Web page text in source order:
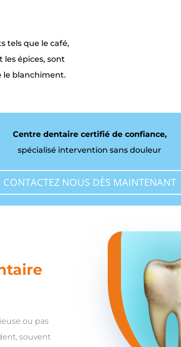
tels que le café,
les épices, sont
le blanchiment.
Centre dentaire certifié de confiance,
spécialisé intervention sans douleur
CONTACTEZ NOUS DÈS MAINTENANT
ou pas
souvent